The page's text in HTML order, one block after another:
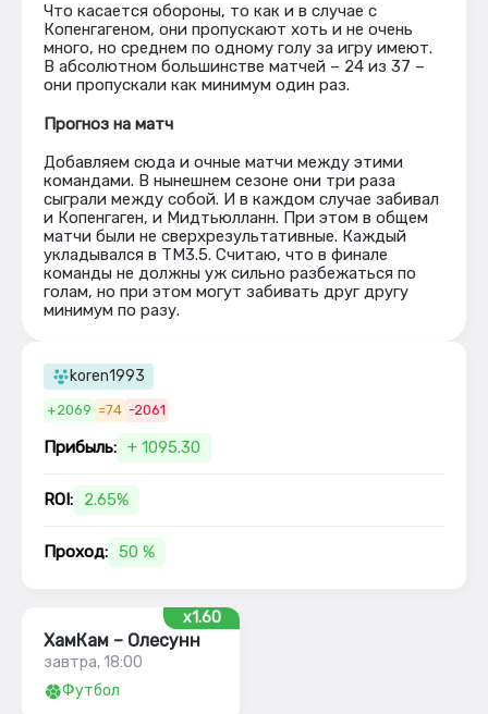
Что касается обороны, то как и в случае с
Копенгагеном, они пропускают хоть и не очень
много, но среднем по одному голу за игру имеют.
В абсолютном большинстве матчей – 24 из 37 –
они пропускали как минимум один раз.
Прогноз на матч
Добавляем сюда и очные матчи между этими
командами. В нынешнем сезоне они три раза
сыграли между собой. И в каждом случае забивал
и Копенгаген, и Мидтьюлланн. При этом в общем
матчи были не сверхрезультативные. Каждый
укладывался в ТМ3.5. Считаю, что в финале
команды не должны уж сильно разбежаться по
голам, но при этом могут забивать друг другу
минимум по разу.
koren1993
+2069 =74 -2061
Прибыль: + 1095.30
ROI: 2.65%
Проход: 50 %
x1.60
ХамКам – Олесунн
завтра, 18:00
Футбол